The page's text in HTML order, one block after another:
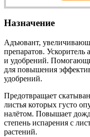
Назначение
Адъювант,
препаратов. Ускоритель
и удобрений.
для повышения
удобрений.
Предотвращает
листья которых густо
налётом. Повышает
степень испарения с
растений.